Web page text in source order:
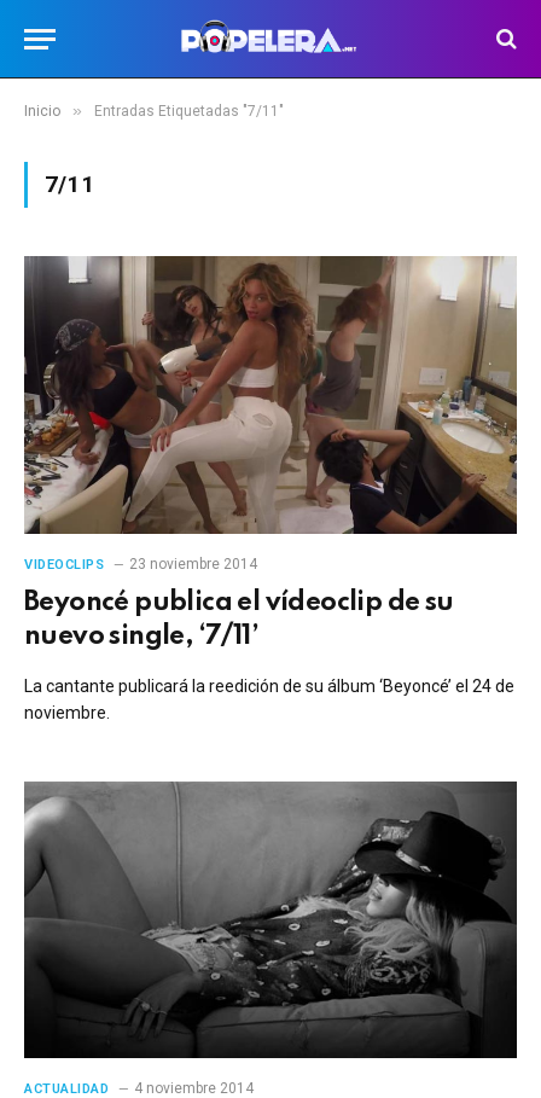
Inicio » Entradas Etiquetadas "7/11"
7/11
VIDEOCLIPS 23 noviembre 2014
Beyoncé publica el vídeoclip de su
nuevo single, ‘7/11’
La cantante publicará la reedición de su álbum ‘Beyoncé’ el 24 de
noviembre.
ACTUALIDAD 4 noviembre 2014